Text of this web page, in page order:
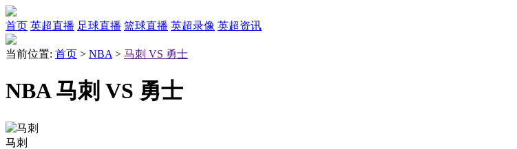
首页 英超直播 足球直播 篮球直播 英超录像 英超资讯
当前位置: 首页 > NBA > 马刺 VS 勇士
NBA 马刺 VS 勇士
马刺